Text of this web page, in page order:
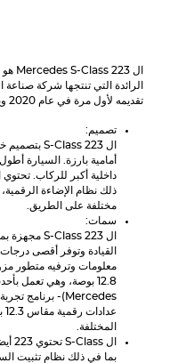
ال Mercedes S-Class
الرائدة التي تنتجها شركة صناعة
تقديمه لأول مرة في عام 2020 ويعتبر الأكثر تقدمًا
تصميم:
ال
S-Class
223
أمامية بارزة. السيارة
ذلك نظام الإضاءة
مختلفة على الطريق.
سمات:
ال
S-Class
223
القيادة وتوفر أقصى
12.8 بوصة، وهي تعمل بأحدث إصدار من
(Mercedes - برنامج
المختلفة.
ال S-Class
بما في ذلك نظام تثبيت